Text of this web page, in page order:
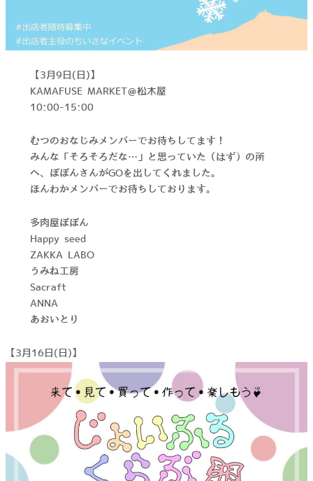
【3月9日(日)】
KAMAFUSE MARKET＠松木屋
10:00-15:00
むつのおなじみメンバーでお待ちしてます！
みんな「そろそろだな…」と思っていた（はず）の所
へ、ぽぽんさんがGOを出してくれました。
ほんわかメンバーでお待ちしております。
多肉屋ぽぽん
Happy seed
ZAKKA LABO
うみね工房
Sacraft
ANNA
あおいとり
【3月16日(日)】